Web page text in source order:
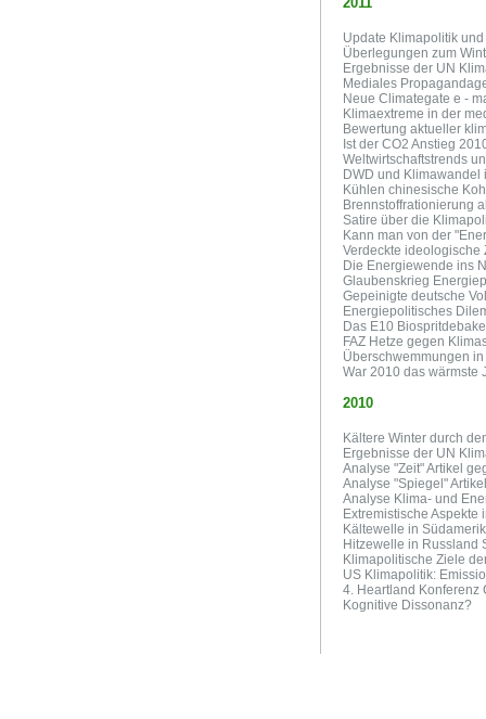
Update Klimapolitik
Überlegungen zum
Ergebnisse der UN
Mediales
Neue Climategate e -
Klimaextreme in der
Bewertung aktueller
Ist der CO2 Anstieg
Weltwirtschaftstrends
DWD und Klimawandel
Kühlen chinesische
Brennstoffrationierung
Satire über die
Kann man von der
Verdeckte ideologische
Die Energiewende ins
Glaubenskrieg
Gepeinigte deutsche
Energiepolitisches
Das E10
FAZ Hetze gegen
Überschwemmungen
War 2010 das wärmste
2010
Kältere Winter durch
Ergebnisse der UN
Analyse "Zeit" Artikel
Analyse "Spiegel"
Analyse Klima- und
Extremistische
Kältewelle in
Hitzewelle in Russland
Klimapolitische Ziele
US Klimapolitik:
4. Heartland Konferenz
Kognitive Dissonanz?